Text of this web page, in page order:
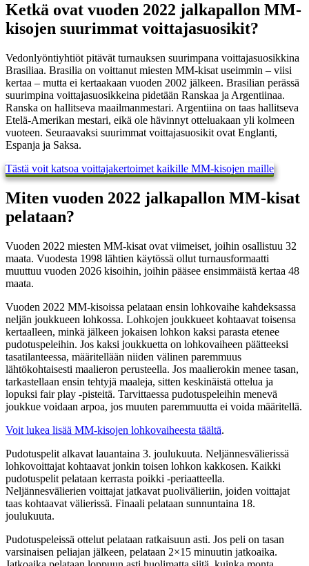
Ketkä ovat vuoden 2022 jalkapallon MM-
kisojen suurimmat voittajasuosikit?
Vedonlyöntiyhtiöt pitävät turnauksen suurimpana voittajasuosikkina
Brasiliaa. Brasilia on voittanut miesten MM-kisat useimmin – viisi
kertaa – mutta ei kertaakaan vuoden 2002 jälkeen. Brasilian perässä
suurimpina voittajasuosikkeina pidetään Ranskaa ja Argentiinaa.
Ranska on hallitseva maailmanmestari. Argentiina on taas hallitseva
Etelä-Amerikan mestari, eikä ole hävinnyt otteluakaan yli kolmeen
vuoteen. Seuraavaksi suurimmat voittajasuosikit ovat Englanti,
Espanja ja Saksa.
Tästä voit katsoa voittajakertoimet kaikille MM-kisojen maille
Miten vuoden 2022 jalkapallon MM-kisat
pelataan?
Vuoden 2022 miesten MM-kisat ovat viimeiset, joihin osallistuu 32
maata. Vuodesta 1998 lähtien käytössä ollut turnausformaatti
muuttuu vuoden 2026 kisoihin, joihin pääsee ensimmäistä kertaa 48
maata.
Vuoden 2022 MM-kisoissa pelataan ensin lohkovaihe kahdeksassa
neljän joukkueen lohkossa. Lohkojen joukkueet kohtaavat toisensa
kertaalleen, minkä jälkeen jokaisen lohkon kaksi parasta etenee
pudotuspeleihin. Jos kaksi joukkuetta on lohkovaiheen päätteeksi
tasatilanteessa, määritellään niiden välinen paremmuus
lähtökohtaisesti maalieron perusteella. Jos maalierokin menee tasan,
tarkastellaan ensin tehtyjä maaleja, sitten keskinäistä ottelua ja
lopuksi fair play -pisteitä. Tarvittaessa pudotuspeleihin menevä
joukkue voidaan arpoa, jos muuten paremmuutta ei voida määritellä.
Voit lukea lisää MM-kisojen lohkovaiheesta täältä.
Pudotuspelit alkavat lauantaina 3. joulukuuta. Neljännesvälierissä
lohkovoittajat kohtaavat jonkin toisen lohkon kakkosen. Kaikki
pudotuspelit pelataan kerrasta poikki -periaatteella.
Neljännesvälierien voittajat jatkavat puolivälieriin, joiden voittajat
taas kohtaavat välierissä. Finaali pelataan sunnuntaina 18.
joulukuuta.
Pudotuspeleissä ottelut pelataan ratkaisuun asti. Jos peli on tasan
varsinaisen peliajan jälkeen, pelataan 2×15 minuutin jatkoaika.